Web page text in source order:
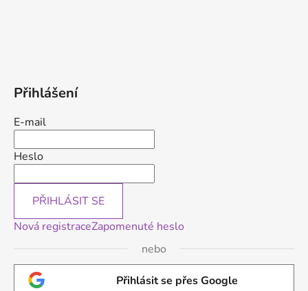
Přihlášení
E-mail
Heslo
PŘIHLÁSIT SE
Nová registraceZapomenuté heslo
nebo
Přihlásit se přes Google